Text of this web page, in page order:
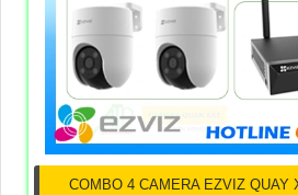
COMBO 4 CAMERA EZVIZ QUAY